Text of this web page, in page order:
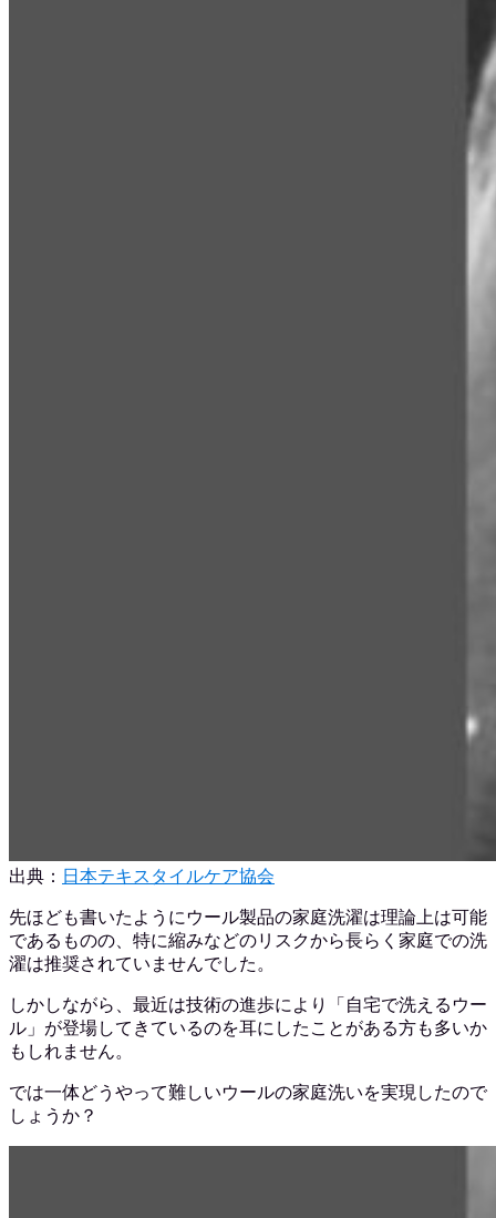
出典： 日本テキスタイルケア協会
先ほども書いたようにウール製品の家庭洗濯は理論上は可能
であるものの、特に縮みなどのリスクから長らく家庭での洗
濯は推奨されていませんでした。
しかしながら、最近は技術の進歩により「自宅で洗えるウー
ル」が登場してきているのを耳にしたことがある方も多いか
もしれません。
では一体どうやって難しいウールの家庭洗いを実現したので
しょうか？